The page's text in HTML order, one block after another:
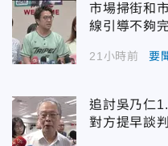
市場掃街和
線引導不夠
21小時前 要
追討吳乃仁
對方提早談判